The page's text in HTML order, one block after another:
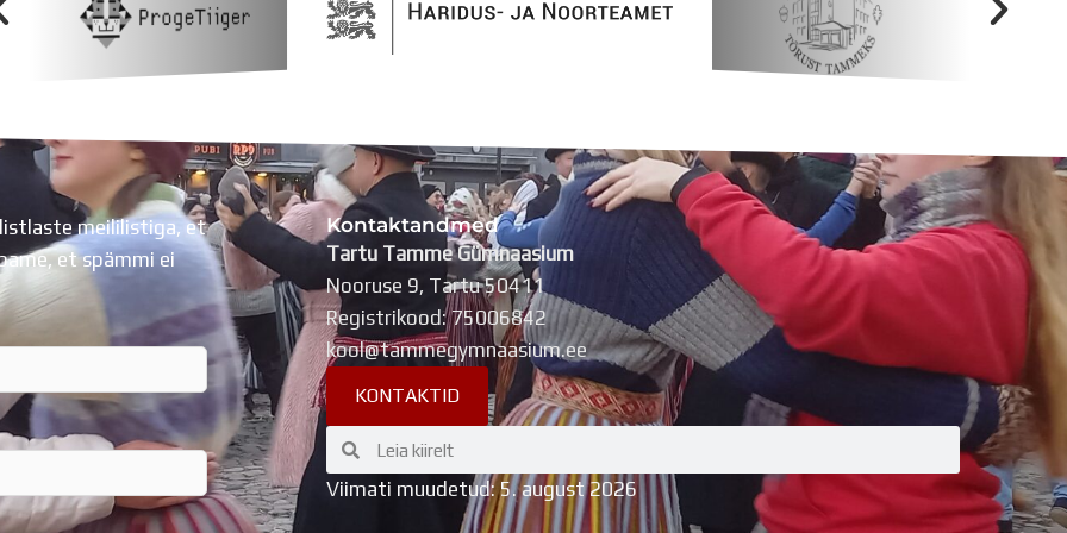
meililistiga, et
et spämmi ei
Kontaktandmed
Tartu Tamme Gümnaasium
Nooruse 9, Tartu 50411
Registrikood: 75006842
kool@tammegymnaasium.ee
KONTAKTID
SearchSearch
Viimati muudetud: 5. august 2026